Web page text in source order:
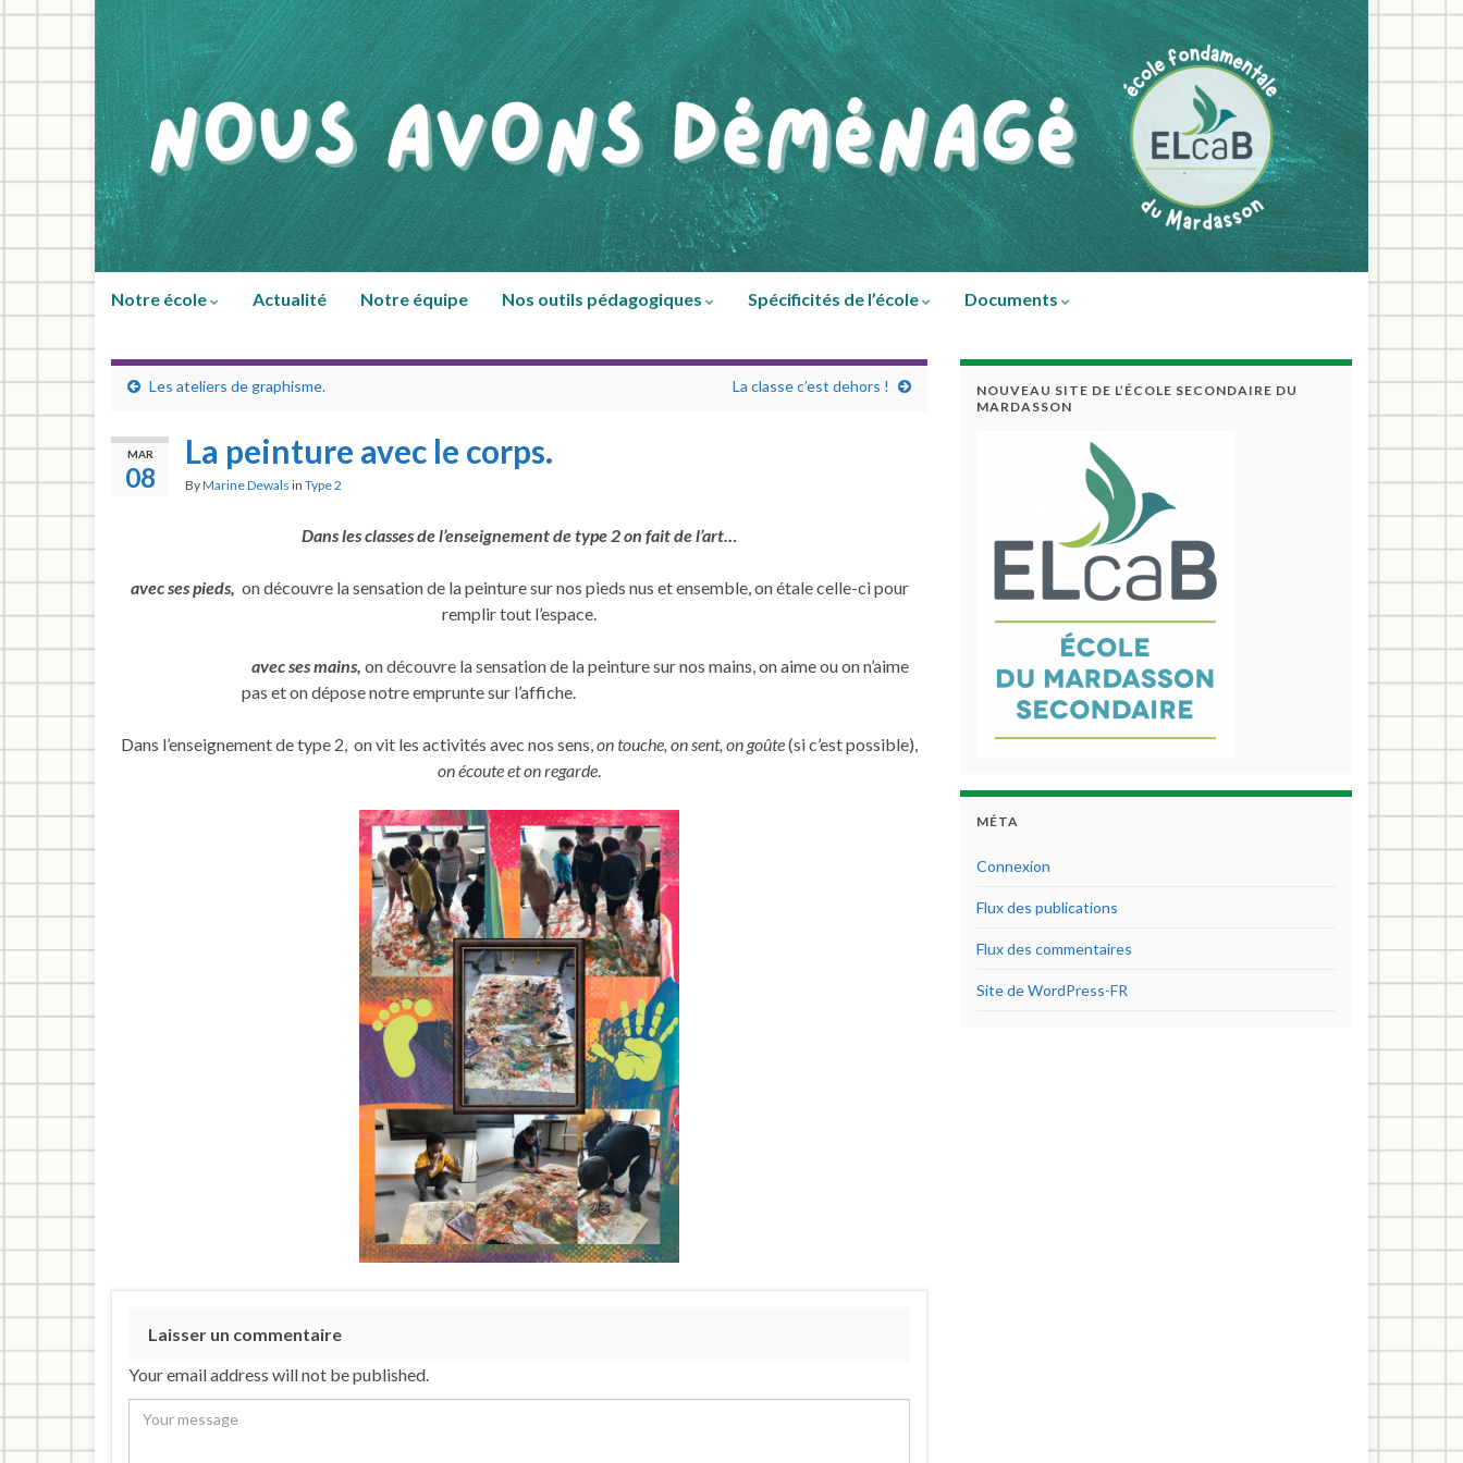
Notre école Actualité Notre équipe Nos outils pédagogiques Spécificités de l’école Documents
Les ateliers de graphisme. La classe c’est dehors !
MAR
08
La peinture avec le corps.
ByMarine Dewals in Type 2
Dans les classes de l’enseignement de type 2 on fait de l’art…
avec ses pieds, on découvre la sensation de la peinture sur nos pieds nus et ensemble, on étale celle-ci pour
remplir tout l’espace.
avec ses mains, on découvre la sensation de la peinture sur nos mains, on aime ou on n’aime
pas et on dépose notre emprunte sur l’affiche.
Dans l’enseignement de type 2, on vit les activités avec nos sens,on touche, on sent, on goûte(si c’est possible),
on écoute et on regarde.
Laisser un commentaire
Your email address will not be published.
NOUVEAU SITE DE L’ÉCOLE SECONDAIRE DU
MARDASSON
MÉTA
Connexion
Flux des publications
Flux des commentaires
Site de WordPress-FR